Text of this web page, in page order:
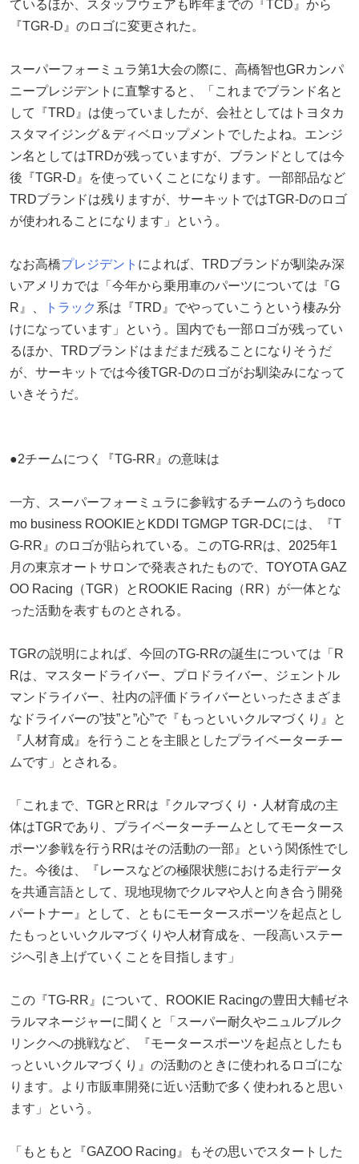
ているほか、スタッフウェアも昨年までの『TCD』から
『TGR-D』のロゴに変更された。
スーパーフォーミュラ第1大会の際に、高橋智也GRカンパ
ニープレジデントに直撃すると、「これまでブランド名と
して『TRD』は使っていましたが、会社としてはトヨタカ
スタマイジング＆ディベロップメントでしたよね。エンジ
ン名としてはTRDが残っていますが、ブランドとしては今
後『TGR-D』を使っていくことになります。一部部品など
TRDブランドは残りますが、サーキットではTGR-Dのロゴ
が使われることになります」という。
なお高橋プレジデント によれば、TRDブランドが馴染み深
いアメリカでは「今年から乗用車のパーツについては『G
R』、
トラック 系は『TRD』でやっていこうという棲み分
けになっています」という。国内でも一部ロゴが残ってい
るほか、TRDブランドはまだまだ残ることになりそうだ
が、サーキットでは今後TGR-Dのロゴがお馴染みになって
いきそうだ。
●2チームにつく『TG-RR』の意味は
一方、スーパーフォーミュラに参戦するチームのうちdoco
mo business ROOKIEとKDDI TGMGP TGR-DCには、『T
G-RR』のロゴが貼られている。このTG-RRは、2025年1
月の東京オートサロンで発表されたもので、TOYOTA GAZ
OO Racing（TGR）とROOKIE Racing（RR）が一体とな
った活動を表すものとされる。
TGRの説明によれば、今回のTG-RRの誕生については「R
Rは、マスタードライバー、プロドライバー、ジェントル
マンドライバー、社内の評価ドライバーといったさまざま
なドライバーの”技”と”心”で『もっといいクルマづくり』と
『人材育成』を行うことを主眼としたプライベーターチー
ムです」とされる。
「これまで、TGRとRRは『クルマづくり・人材育成の主
体はTGRであり、プライベーターチームとしてモータース
ポーツ参戦を行うRRはその活動の一部』という関係性でし
た。今後は、『レースなどの極限状態における走行データ
を共通言語として、現地現物でクルマや人と向き合う開発
パートナー』として、ともにモータースポーツを起点とし
たもっといいクルマづくりや人材育成を、一段高いステー
ジへ引き上げていくことを目指します」
この『TG-RR』について、ROOKIE Racingの豊田大輔ゼネ
ラルマネージャーに聞くと「スーパー耐久やニュルブルク
リンクへの挑戦など、『モータースポーツを起点としたも
っといいクルマづくり』の活動のときに使われるロゴにな
ります。より市販車開発に近い活動で多く使われると思い
ます」という。
「もともと『GAZOO Racing』もその思いでスタートした